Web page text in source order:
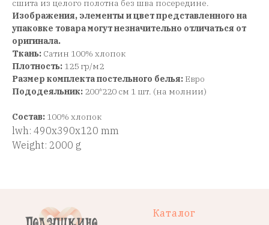
сшита из целого полотна без шва посередине.
Изображения, элементы и цвет представленного на
упаковке товара могут незначительно отличаться от
оригинала.
Ткань: Сатин 100% хлопок
Плотность: 125 гр/м2
Размер комплекта постельного белья: Евро
Пододеяльник: 200*220 см 1 шт. (на молнии)
Состав: 100% хлопок
lwh: 490x390x120 mm
Weight: 2000 g
Каталог